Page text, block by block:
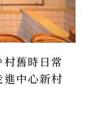
舊時日常
中心新村